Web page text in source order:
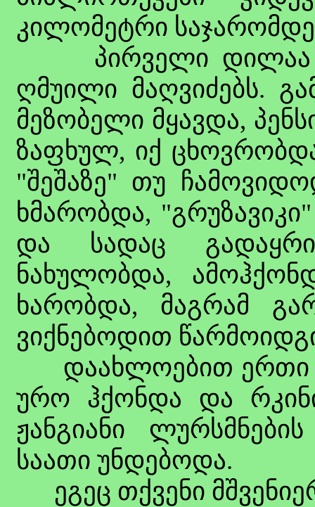
კილომეტრი
პირველი დილაა
ღმუილი მაღვიძებს.
მეზობელი მყავდა,
ზაფხულ, იქ
"შეშაზე" თუ
ხმარობდა,
და სადაც
ნახულობდა,
ხარობდა, მაგრამ
ვიქნებოდით
დაახლოებით ერთი
ურო ჰქონდა და
ჟანგიანი
საათი უნდებოდა.
ეგეც თქვენი